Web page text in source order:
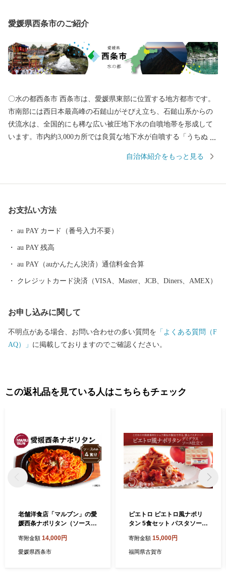
愛媛県西条市のご紹介
〇水の都西条市 西条市は、愛媛県東部に位置する地方都市です。
市南部には西日本最高峰の石鎚山がそびえ立ち、石鎚山系からの
伏流水は、全国的にも稀な広い被圧地下水の自噴地帯を形成して
います。市内約3,000カ所では良質な地下水が自噴する「うちぬ
す。また日本一の生産量を誇るはだか麦や愛宕柿、春の七草、県
す。他にも見どころとして、市内各所の神社で繰り広げられる秋
に、「新幹線生みの親」十河信二氏ゆかりの地に誕生した四国初
の鉄道博物館「四国鉄道文化館」があります。十河氏の功績を紹
介する記念館や観光案内、物産販売を行う観光交流センターを併
AIJO」は、スポーツクライミングの競技別強化センターとして、J
企業から募った資金を市民活動に役立てる新たなローカルファン
います。
自治体紹介をもっと見る
お支払い方法
au PAY カード（番号入力不要）
au PAY 残高
au PAY（auかんたん決済）通信料金合算
クレジットカード決済（VISA、Master、JCB、Diners、AMEX）
お申し込みに関して
不明点がある場合、お問い合わせの多い質問を 「よくある質問（F
AQ）」 に掲載しておりますのでご確認ください。
この返礼品を見ている人はこちらもチェック
老舗洋食店「マルブン」の愛
媛西条ナポリタン（ソースの
寄附金額 14,000円
愛媛県西条市
ピエトロ ピエトロ風ナポリ
タン 5食セット パスタソース
タン レトルト 長期保存 保存
食 備蓄 送料無料
寄附金額 15,000円
福岡県古賀市